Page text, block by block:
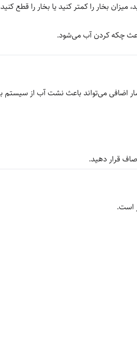
میزان بخار را کمتر کنید یا بخار را قطع
باعث چکه کردن آب می‌شود.
اضافی می‌تواند باعث نشت آب از سیستم
قرار دهید.
است.